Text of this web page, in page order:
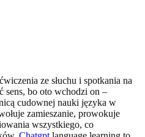
ze słuchu i spotkania na
sens, bo oto wchodzi on –
cudownej nauki języka w
zamieszanie, prowokuje
wszystkiego, co